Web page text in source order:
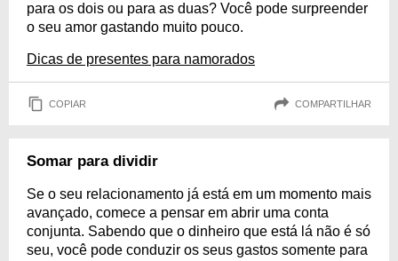
para os dois ou para as duas? Você pode surpreender
o seu amor gastando muito pouco.
Dicas de presentes para namorados
COPIAR COMPARTILHAR
Somar para dividir
Se o seu relacionamento já está em um momento mais
avançado, comece a pensar em abrir uma conta
conjunta. Sabendo que o dinheiro que está lá não é só
seu, você pode conduzir os seus gastos somente para